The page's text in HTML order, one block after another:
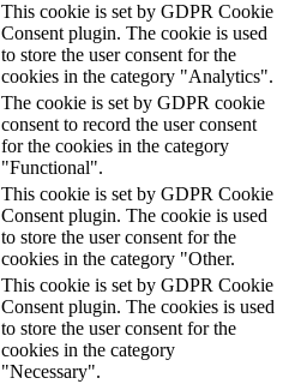
This cookie is set by GDPR Cookie
Consent plugin. The cookie is used
to store the user consent for the
cookies in the category "Analytics".
The cookie is set by GDPR cookie
consent to record the user consent
for the cookies in the category
"Functional".
This cookie is set by GDPR Cookie
Consent plugin. The cookie is used
to store the user consent for the
cookies in the category "Other.
This cookie is set by GDPR Cookie
Consent plugin. The cookies is used
to store the user consent for the
cookies in the category
"Necessary".